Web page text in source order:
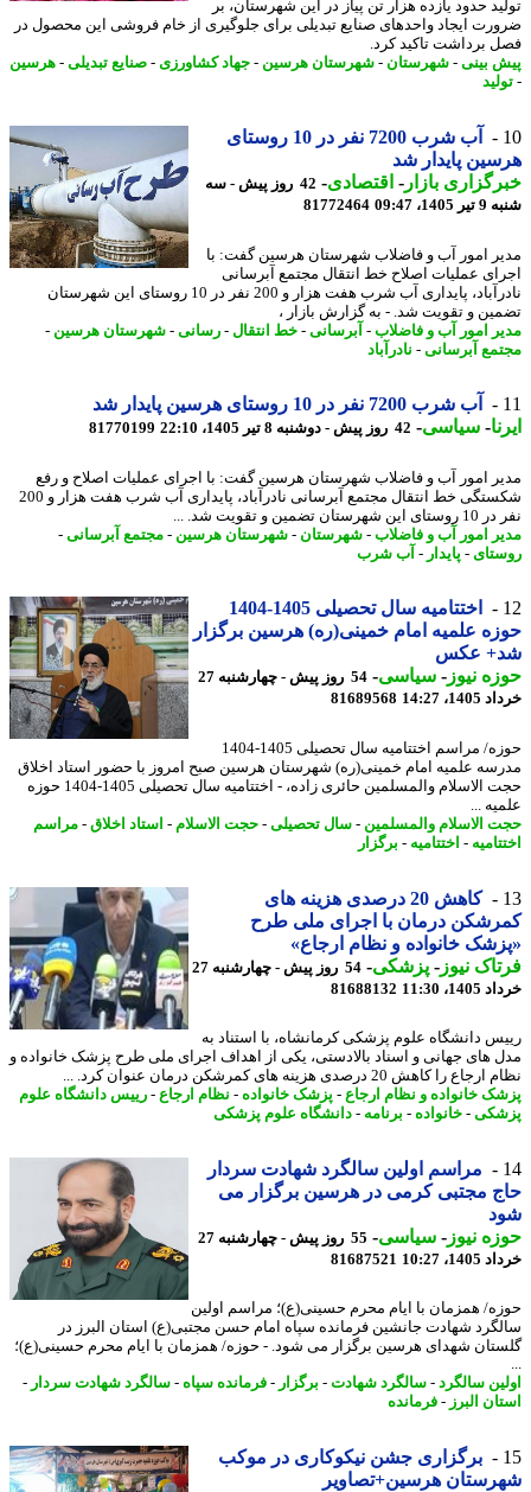
حدود یازده هزار تن پیاز در این شهرستان، بر
ایجاد واحدهای صنایع تبدیلی برای جلوگیری از خام فروشی این محصول در
برداشت تاکید کرد.
بینی -شهرستان-شهرستان هرسین-جهاد کشاورزی- صنایع تبدیلی-هرسین
آب شرب 7200 نفر در 10 روستای
پایدار شد
بازار- اقتصادی-
42 روز پیش - سه
09:47
81772464
امور آب و فاضلاب شهرستان هرسین گفت: با
عملیات اصلاح خط انتقال مجتمع آبرسانی
نادرآباد، پایداری آب شرب هفت هزار و 200 نفر در 10 روستای این شهرستان
و تقویت شد. - به گزارش بازار ،
امور آب و فاضلاب-آبرسانی-خط انتقال-رسانی-شهرستان هرسین-
آبرسانی-نادرآباد
آب شرب 7200 نفر در 10 روستای هرسین پایدار شد
-سیاسی-42 روز پیش - دوشنبه 8 تیر 1405، 22:10 81770199
امور آب و فاضلاب شهرستان هرسین گفت: با اجرای عملیات اصلاح و رفع
شکستگی خط انتقال مجتمع آبرسانی نادرآباد، پایداری آب شرب هفت هزار و 200
تضمین و تقویت شد. ...
امور آب و فاضلاب-شهرستان-شهرستان هرسین-مجتمع آبرسانی-
-پایدار-آب شرب
اختتامیه سال تحصیلی 1405-1404
علمیه امام خمینی(ره) هرسین برگزار
عکس
نیوز-سیاسی-
54 روز پیش - چهارشنبه 27
14:27
81689568
حوزه/ مراسم اختتامیه سال تحصیلی 1405-1404
علمیه امام خمینی(ره) شهرستان هرسین صبح امروز با حضور استاد اخلاق
حجت الاسلام والمسلمین حائری زاده، - اختتامیه سال تحصیلی 1405-1404 حوزه
...
الاسلام والمسلمین-سال تحصیلی-حجت الاسلام-استاد اخلاق-مراسم
-اختتامیه-برگزار
کاهش 20 درصدی هزینه های
درمان با اجرای ملی طرح
خانواده و نظام ارجاع»
نیوز-پزشکی-
54 روز پیش - چهارشنبه 27
11:30
81688132
دانشگاه علوم پزشکی کرمانشاه، با استناد به
های جهانی و اسناد بالادستی، یکی از اهداف اجرای ملی طرح پزشک خانواده و
را کاهش 20 درصدی هزینه های کمرشکن درمان عنوان کرد. ...
خانواده و نظام ارجاع -پزشک خانواده- نظام ارجاع -رییس دانشگاه علوم
-خانواده- برنامه -دانشگاه علوم پزشکی
مراسم اولین سالگرد شهادت سردار
مجتبی کرمی در هرسین برگزار می
نیوز-سیاسی-
55 روز پیش - چهارشنبه 27
10:27
81687521
همزمان با ایام محرم حسینی(ع)؛ مراسم اولین
شهادت جانشین فرمانده سپاه امام حسن مجتبی(ع) استان البرز در
شهدای هرسین برگزار می شود. - حوزه/ همزمان با ایام محرم حسینی(ع)؛
سالگرد-سالگرد شهادت-برگزار - فرمانده سپاه-سالگرد شهادت سردار-
البرز -فرمانده
برگزاری جشن نیکوکاری در موکب
هرسین+تصاویر